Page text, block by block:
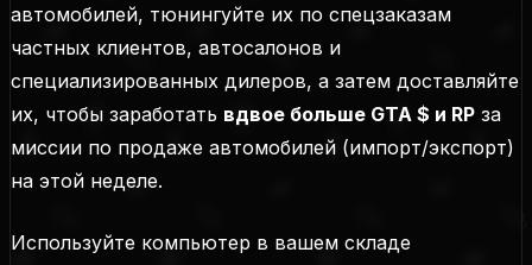
автомобилей, тюнингуйте их по спецзаказам
частных клиентов, автосалонов и
специализированных дилеров, а затем доставляйте
их, чтобы заработать вдвое больше GTA $ и RP за
миссии по продаже автомобилей (импорт/экспорт)
на этой неделе.
Используйте компьютер в вашем складе